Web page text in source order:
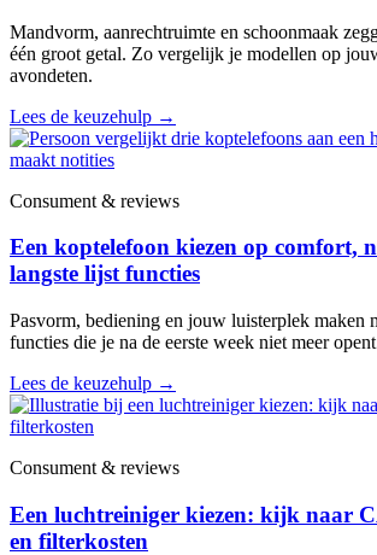
Mandvorm, aanrechtruimte en schoonmaak
één groot getal. Zo vergelijk je modellen op
avondeten.
Lees de keuzehulp →
Consument & reviews
Een koptelefoon kiezen op comfort,
langste lijst functies
Pasvorm, bediening en jouw luisterplek maken
functies die je na de eerste week niet meer
Lees de keuzehulp →
Consument & reviews
Een luchtreiniger kiezen: kijk naar
en filterkosten